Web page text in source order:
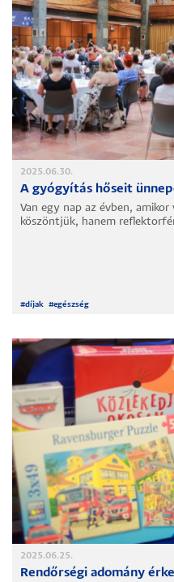
2025.06.30.
A gyógyítás hőseit
Van egy nap az évben, amikor
köszöntjük, hanem
#díjak #egészség
2025.06.25.
Rendőrségi adomány